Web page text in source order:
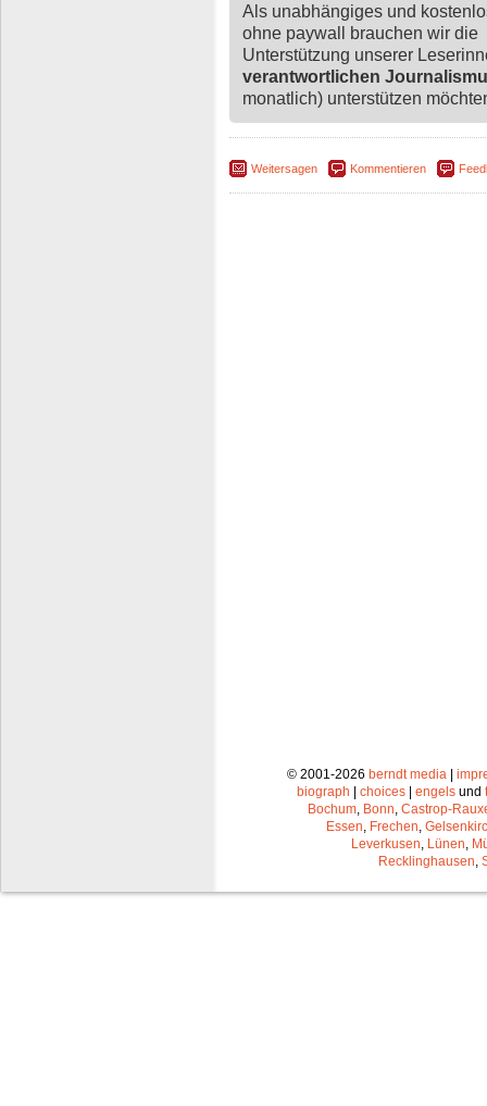
Als unabhängiges und
ohne paywall brauchen wir die
Unterstützung unserer
verantwortlichen
monatlich) unterstützen
Weitersagen Kommentieren
© 2001-2026 berndt media|
biograph
choices engels und
Bochum, Bonn, Castrop-
Essen, Frechen,
Leverkusen, Lünen,
Recklinghausen,